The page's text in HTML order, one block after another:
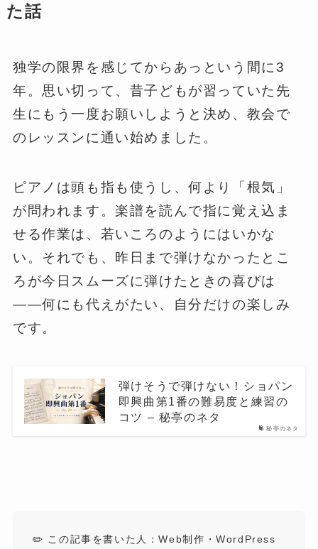
た話
独学の限界を感じてからあっという間に3
年。思い切って、昔子どもが習っていた先
生にもう一度お願いしようと決め、教会で
のレッスンに通い始めました。
ピアノは頭も指も使うし、何より「根気」
が問われます。楽譜を読んで指に覚え込ま
せる作業は、若いころのようにはいかな
い。それでも、昨日まで弾けなかったとこ
ろが今日スムーズに弾けたときの喜びは
——何にも代えがたい、自分だけの楽しみ
です。
秘亭のネタ
弾けそうで弾けない！ショパン
即興曲第1番の難易度と練習の
コツ – 秘亭のネタ
✏️ この記事を書いた人：Web制作・WordPress